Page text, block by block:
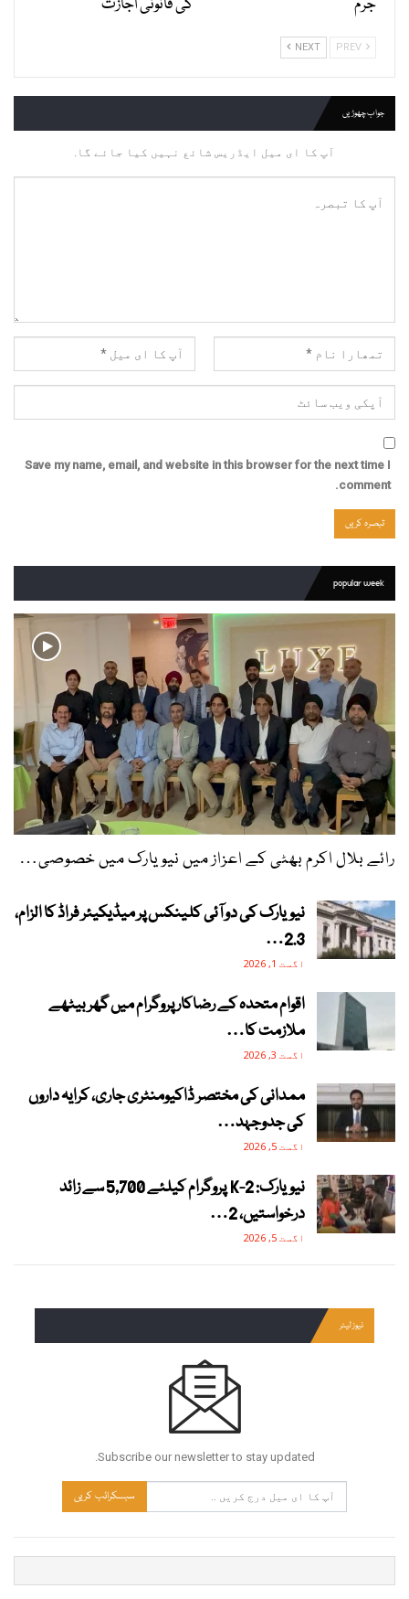
جرم کی قانونی اجازت
NEXT
جواب چھوڑیں
آپ کا ای میل ایڈریس شائع نہیں کیا جائے گا.
Save my name, email, and website in this browser for the next time I
comment.
popular week
رائے بلال اکرم بھٹی کے اعزاز میں نیویارک میں خصوصی…
نیویارک کی دو آئی کلینکس پر میڈیکیئر فراڈ کا الزام،
2.3…
اگست 1, 2026
اقوام متحدہ کے رضاکار پروگرام میں گھر بیٹھے
ملازمت کا…
اگست 3, 2026
ممدانی کی مختصر ڈاکیومنٹری جاری، کرایہ داروں
کی جدوجہد…
اگست 5, 2026
نیویارک: 2-K پروگرام کیلئے 5,700 سے زائد
درخواستیں، 2…
اگست 5, 2026
نیوز لیٹر
Subscribe our newsletter to stay updated.
سبسکرائب کریں